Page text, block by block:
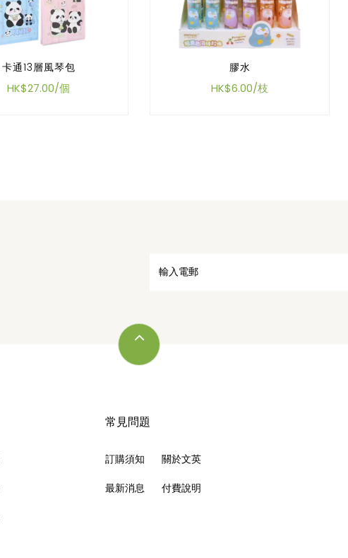
卡通13層風琴包
HK$27.00/個
膠水
HK$6.00/枝
常見問題
訂購須知
最新消息
關於文英
付費說明